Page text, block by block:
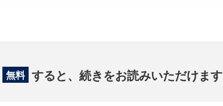
無料 すると、続きをお読みいただけます